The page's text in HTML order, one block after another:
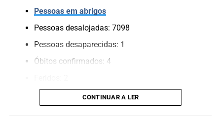
soluções consistentes e
que protejam a população”,
completou.
O hidrojateamento permitirá a limpeza e desobstrução
das redes pluviais e de esgoto, reduzindo entupimentos e
Pessoas em abrigos
Pessoas desalojadas: 7098
Pessoas desaparecidas: 1
Óbitos confirmados: 4
Pessoas resgatadas*: 733
CONTINUAR A LER